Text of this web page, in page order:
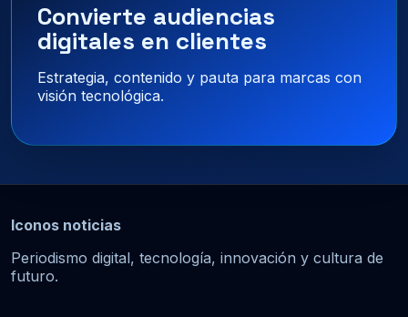
Convierte audiencias
digitales en clientes
Estrategia, contenido y pauta para marcas con
visión tecnológica.
Iconos noticias
Periodismo digital, tecnología, innovación y cultura de
futuro.